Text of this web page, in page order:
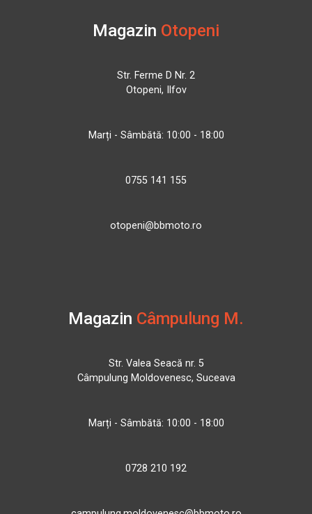
Magazin Otopeni
Str. Ferme D Nr. 2
Otopeni, Ilfov
Marți - Sâmbătă: 10:00 - 18:00
0755 141 155
otopeni@bbmoto.ro
Magazin Câmpulung M.
Str. Valea Seacă nr. 5
Câmpulung Moldovenesc, Suceava
Marți - Sâmbătă: 10:00 - 18:00
0728 210 192